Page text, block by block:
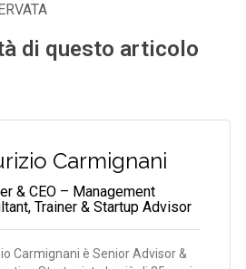
di questo articolo
Carmignani
& CEO – Management
Trainer & Startup Advisor
Carmignani è Senior Advisor &